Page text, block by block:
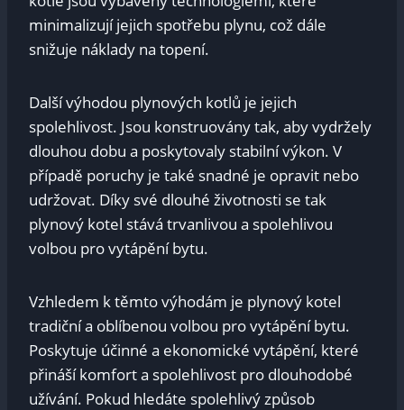
minimalizují jejich spotřebu plynu, což dále
snižuje náklady na topení.
Další výhodou plynových kotlů je jejich
spolehlivost. Jsou konstruovány tak, aby vydržely
dlouhou dobu a poskytovaly stabilní výkon. V
případě poruchy je také snadné je opravit nebo
udržovat. Díky své dlouhé životnosti se tak
plynový kotel stává trvanlivou a spolehlivou
volbou pro vytápění bytu.
Vzhledem k těmto výhodám je plynový kotel
tradiční a oblíbenou volbou pro vytápění bytu.
Poskytuje účinné a ekonomické vytápění, které
přináší komfort a spolehlivost pro dlouhodobé
užívání. Pokud hledáte spolehlivý způsob